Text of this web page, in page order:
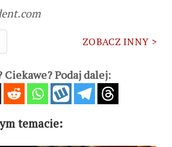
ZOBACZ INNY >
Ciekawe? Podaj dalej:
temacie: